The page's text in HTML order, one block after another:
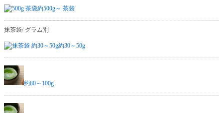
約500g～ 茶袋
抹茶袋/ グラム別
約30～50g
約80～100g